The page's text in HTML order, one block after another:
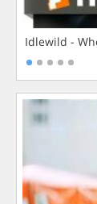
Idlewild -